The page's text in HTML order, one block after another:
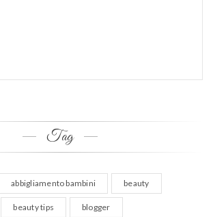
Tag
abbigliamento bambini beauty
beauty tips blogger